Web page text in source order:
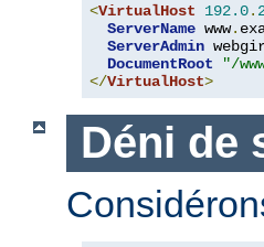
<VirtualHost 192.0.
ServerName www.
ServerAdmin
DocumentRoot
"/
</VirtualHost>
Déni de